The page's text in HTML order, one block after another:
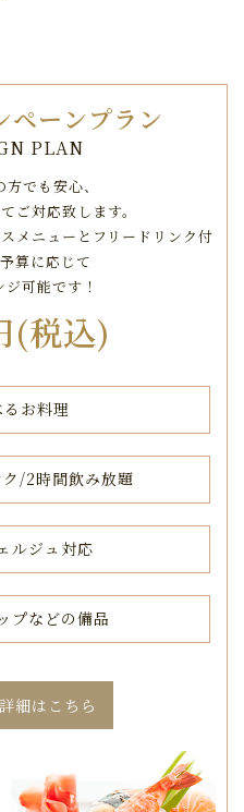
ペーンプラン
PLAN
でも安心、
ご対応致します。
メニューとフリードリンク付
算に応じて
可能です！
(税込)
お料理
ク/2時間飲み放題
ルジュ対応
プなどの備品
細はこちら